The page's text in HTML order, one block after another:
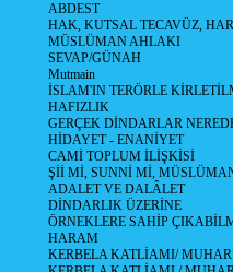
ABDEST
HAK, KUTSAL TECAVÜZ,
MÜSLÜMAN AHLAKI
SEVAP/GÜNAH
Mutmain
İSLAM'IN TERÖRLE
HAFIZLIK
GERÇEK DİNDARLAR
HİDAYET - ENANİYET
CAMİ TOPLUM İLİŞKİSİ
Şİİ Mİ, SUNNİ Mİ,
ADALET VE DALÂLET
DİNDARLIK ÜZERİNE
ÖRNEKLERE SAHİP
HARAM
KERBELA KATLİAMI/